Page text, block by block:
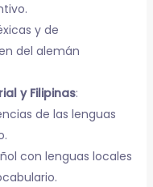
y de
del alemán
y Filipinas:
de las lenguas
con lenguas locales